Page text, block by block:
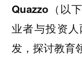
Quazzo （以
业者与投资
发，探讨教育